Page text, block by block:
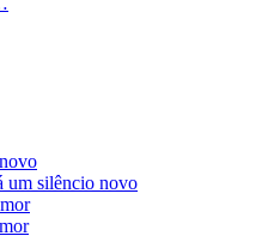
um silêncio novo